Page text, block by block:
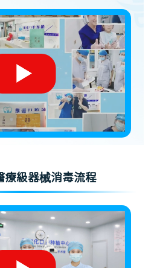
療級器械消毒流程